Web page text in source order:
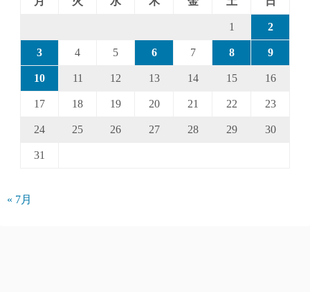
1 2
3 4 5 6 7 8 9
10 11 12 13 14 15 16
17 18 19 20 21 22 23
24 25 26 27 28 29 30
31
« 7月